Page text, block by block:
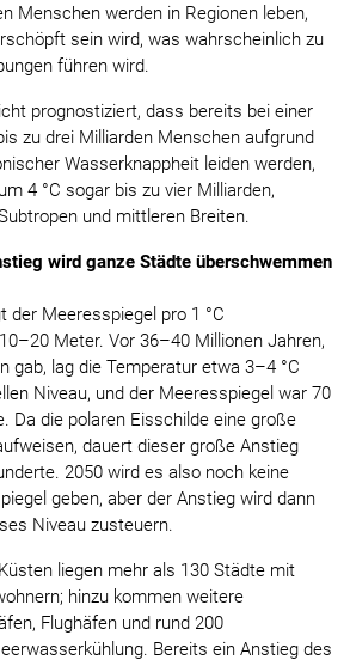
Menschen werden in Regionen leben,
sein wird, was wahrscheinlich zu
führen wird.
prognostiziert, dass bereits bei einer
zu drei Milliarden Menschen aufgrund
Wasserknappheit leiden werden,
4 °C sogar bis zu vier Milliarden,
und mittleren Breiten.
wird ganze Städte überschwemmen
der Meeresspiegel pro 1 °C
Meter. Vor 36–40 Millionen Jahren,
gab, lag die Temperatur etwa 3–4 °C
Niveau, und der Meeresspiegel war 70
Da die polaren Eisschilde eine große
dauert dieser große Anstieg
2050 wird es also noch keine
geben, aber der Anstieg wird dann
Niveau zusteuern.
liegen mehr als 130 Städte mit
hinzu kommen weitere
Flughäfen und rund 200
Bereits ein Anstieg des